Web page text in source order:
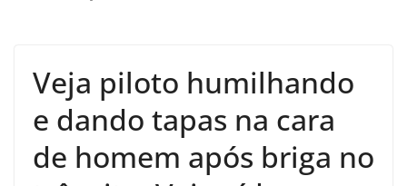
Veja piloto humilhando
e dando tapas na cara
de homem após briga no